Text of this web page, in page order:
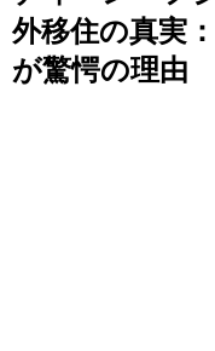
外移住の真実
が驚愕の理由